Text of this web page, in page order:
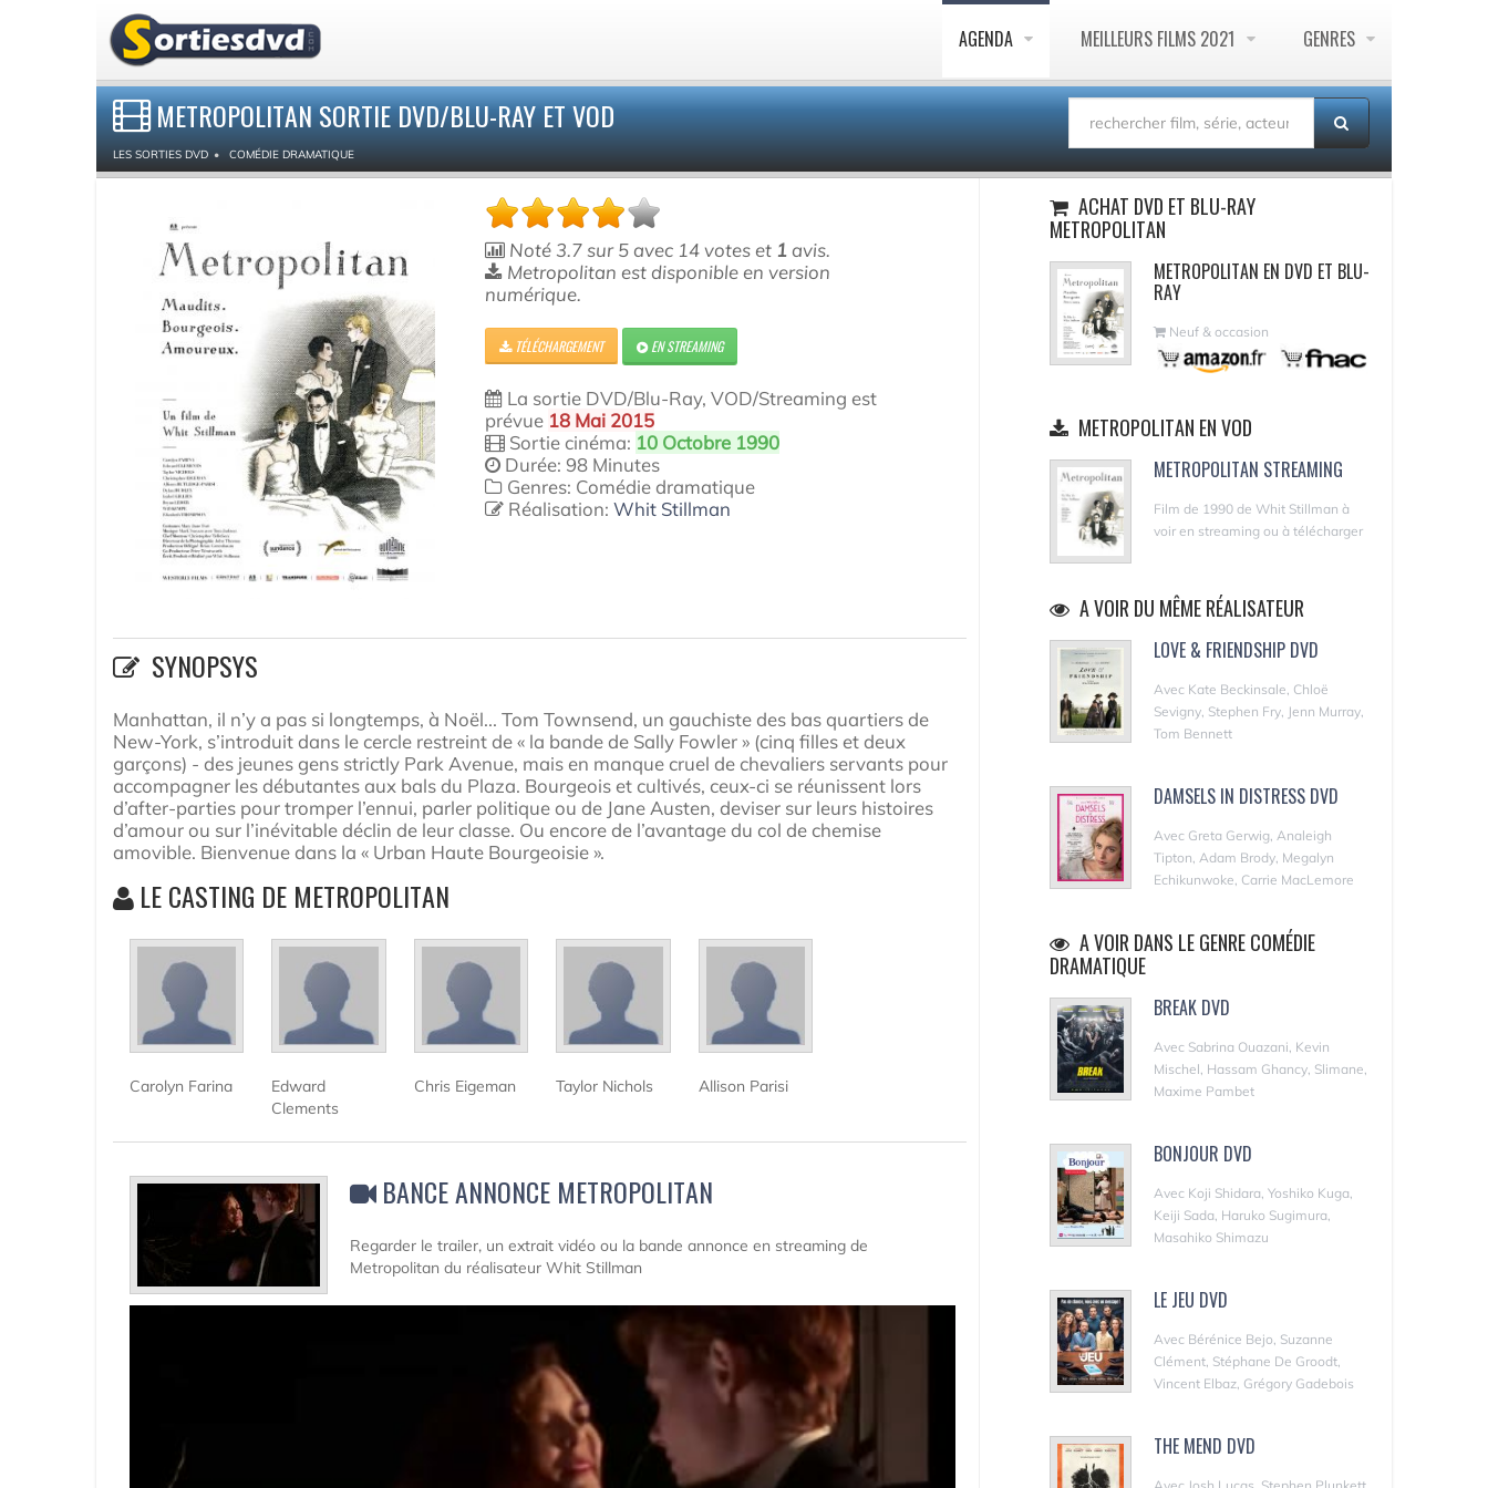
AGENDA MEILLEURS FILMS 2021 GENRES
METROPOLITAN SORTIE DVD/BLU-RAY ET VOD
LES SORTIES DVD COMÉDIE DRAMATIQUE
Noté 3.7sur5 avec 14votes et 1 avis.
Metropolitan est disponible en version
numérique.
TÉLÉCHARGEMENT EN STREAMING
La sortie DVD/Blu-Ray, VOD/Streaming est
prévue 18 Mai 2015
Sortie cinéma: 10 Octobre 1990
Durée: 98 Minutes
Genres: Comédie dramatique
Réalisation:Whit Stillman
SYNOPSYS
Manhattan, il n’y a pas si longtemps, à Noël... Tom Townsend, un gauchiste des bas quartiers de
New-York, s’introduit dans le cercle restreint de « la bande de Sally Fowler » (cinq filles et deux
garçons) - des jeunes gens strictly Park Avenue, mais en manque cruel de chevaliers servants pour
accompagner les débutantes aux bals du Plaza. Bourgeois et cultivés, ceux-ci se réunissent lors
d’after-parties pour tromper l’ennui, parler politique ou de Jane Austen, deviser sur leurs histoires
d’amour ou sur l’inévitable déclin de leur classe. Ou encore de l’avantage du col de chemise
amovible. Bienvenue dans la « Urban Haute Bourgeoisie ».
LE CASTING DE METROPOLITAN
Carolyn Farina
Edward
Clements
Chris Eigeman Taylor Nichols Allison Parisi
BANCE ANNONCE METROPOLITAN
Regarder le trailer, un extrait vidéo ou la bande annonce en streaming de
Metropolitan du réalisateur Whit Stillman
ACHAT DVD ET BLU-RAY
METROPOLITAN
METROPOLITAN EN DVD ET BLU-
RAY
Neuf & occasion
METROPOLITAN EN VOD
METROPOLITAN STREAMING
Film de 1990 de Whit Stillman à
voir en streaming ou à télécharger
A VOIR DU MÊME RÉALISATEUR
LOVE & FRIENDSHIP DVD
Avec Kate Beckinsale, Chloë
Sevigny, Stephen Fry, Jenn Murray,
Tom Bennett
DAMSELS IN DISTRESS DVD
Avec Greta Gerwig, Analeigh
Tipton, Adam Brody, Megalyn
Echikunwoke, Carrie MacLemore
A VOIR DANS LE GENRE COMÉDIE
DRAMATIQUE
BREAK DVD
Avec Sabrina Ouazani, Kevin
Mischel, Hassam Ghancy, Slimane,
Maxime Pambet
BONJOUR DVD
Avec Koji Shidara, Yoshiko Kuga,
Keiji Sada, Haruko Sugimura,
Masahiko Shimazu
LE JEU DVD
Avec Bérénice Bejo, Suzanne
Clément, Stéphane De Groodt,
Vincent Elbaz, Grégory Gadebois
THE MEND DVD